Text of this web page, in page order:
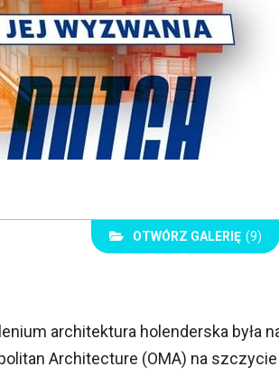
OTWÓRZ GALERIĘ (9)
architektura holenderska była
Architecture (OMA) na